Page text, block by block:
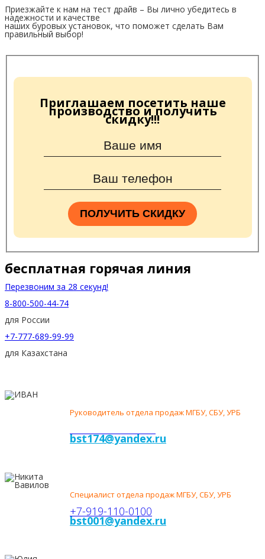
Приезжайте к нам на тест драйв – Вы лично убедитесь в
надежности и качестве
наших буровых установок, что поможет сделать Вам
правильный выбор!
Приглашаем посетить наше
производство и получить
скидку!!!
ПОЛУЧИТЬ СКИДКУ
бесплатная горячая линия
Перезвоним за 28 секунд!
8-800-500-44-74
для России
+7-777-689-99-99
для Казахстана
Руководитель отдела продаж МГБУ, СБУ, УРБ
bst174@yandex.ru
Специалист отдела продаж МГБУ, СБУ, УРБ
+7-919-110-0100
bst001@yandex.ru